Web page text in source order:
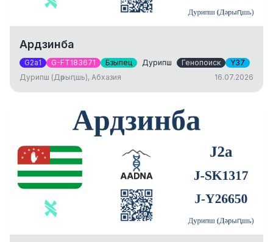
Ардзинба
G2a1 G-FT183671 Бзыпец Дурипш Генопоиск
Y37
Дурипш (Дәрыԥшь), Абхазия
16.07.2026